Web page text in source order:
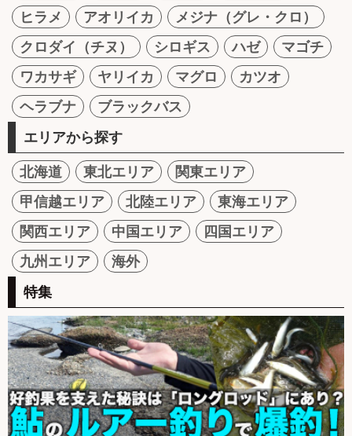
ヒラメ
アオリイカ
メジナ（グレ・クロ）
クロダイ（チヌ）
シロギス ハゼ
マゴチ
ワカサギ
ヤリイカ マグロ
カツオ
ヘラブナ
ブラックバス
エリアから探す
北海道 東北エリア
関東エリア
甲信越エリア
北陸エリア
東海エリア
関西エリア
中国エリア
四国エリア
九州エリア
海外
特集